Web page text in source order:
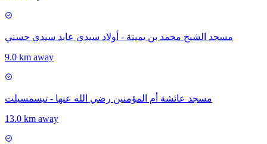
مسجد الشيخ محمد بن يمينة - أولاد سيدي عابد سيدي حسني
9.0 km away
مسجد عائشة أم المؤمنين رضي الله عنها - تيسمسيلت
13.0 km away